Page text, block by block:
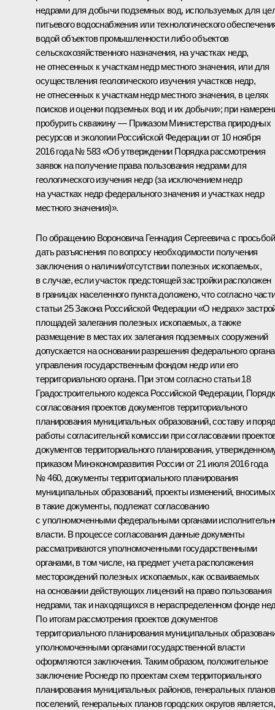
недрами для добычи подземных вод, используемых для
питьевого водоснабжения или технологического
водой объектов промышленности либо объектов
сельскохозяйственного назначения, на участках недр,
не отнесенных к участкам недр местного значения, или для
осуществления геологического изучения участков недр,
не отнесенных к участкам недр местного значения, в целях
поисков и оценки подземных вод и их добычи»; при
пробурить скважину — Приказом Министерства природных
ресурсов и экологии Российской Федерации от 10 ноября
2016 года № 583 «Об утверждении Порядка рассмотрения
заявок на получение права пользования недрами для
геологического изучения недр (за исключением недр
на участках недр федерального значения и участках недр
местного значения)».
По обращению Вороновича Геннадия Сергеевича с просьбой
дать разъяснения по вопросу необходимости получения
заключения о наличии/отсутствии полезных ископаемых,
в случае, если участок предстоящей застройки расположен
в границах населенного пункта доложено, что согласно
статьи 25 Закона Российской Федерации «О недрах»
площадей залегания полезных ископаемых, а также
размещение в местах их залегания подземных сооружений
допускается на основании разрешения федерального органа
управления государственным фондом недр или его
территориального органа. При этом согласно статьи 18
Градостроительного кодекса Российской Федерации,
согласования проектов документов территориального
планирования муниципальных образований, составу и
работы согласительной комиссии при согласовании
документов территориального планирования,
приказом Минэкономразвития России от 21 июля 2016 года
№ 460, документы территориального планирования
муниципальных образований, проекты изменений, вносимых
в такие документы, подлежат согласованию
с уполномоченными федеральными органами
власти. В процессе согласования данные документы
рассматриваются уполномоченными государственными
органами, в том числе, на предмет учета расположения
месторождений полезных ископаемых, как осваиваемых
на основании действующих лицензий на право пользования
недрами, так и находящихся в нераспределенном фонде
По итогам рассмотрения проектов документов
территориального планирования муниципальных
уполномоченными органами государственной власти
оформляются заключения. Таким образом, положительное
заключение Роснедр по проектам схем территориального
планирования муниципальных районов, генеральных планов
поселений, генеральных планов городских округов является,